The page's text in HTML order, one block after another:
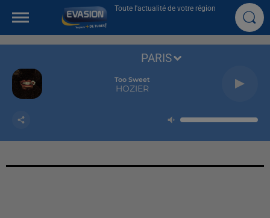
Toute l'actualité de votre région
Too Sweet
HOZIER
PARIS